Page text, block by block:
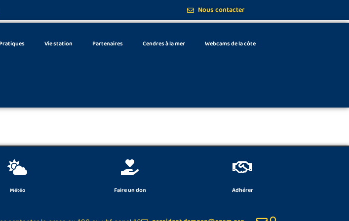
Nous contacter
Vie station Partenaires Cendres à la mer Webcams de la côte
Météo Faire un don Adhérer